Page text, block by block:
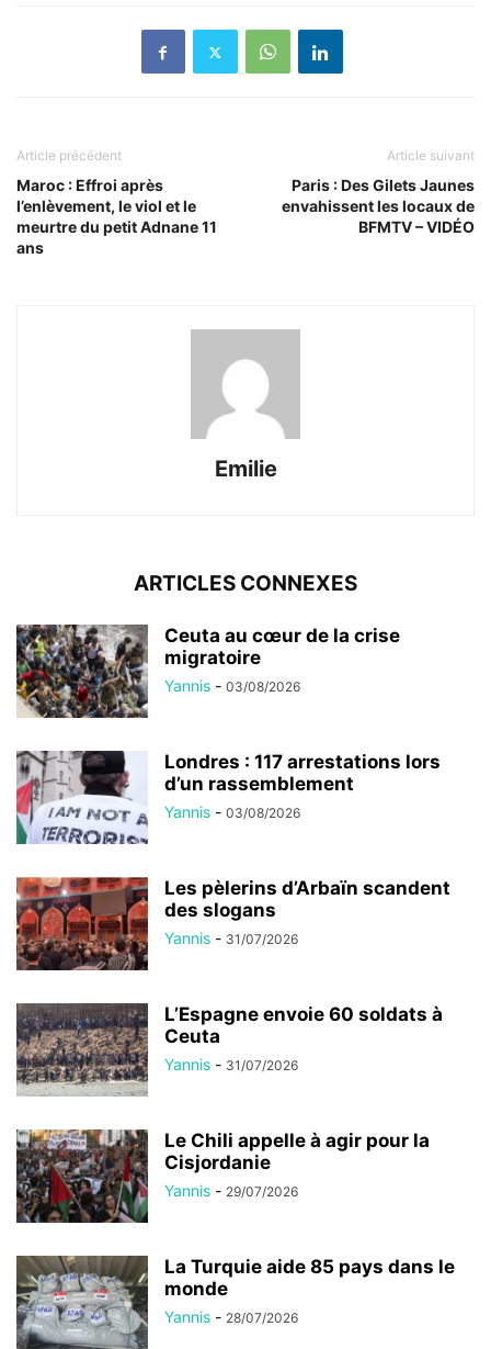
Article précédent
Maroc : Effroi après
l’enlèvement, le viol et le
meurtre du petit Adnane 11
ans
Article suivant
Paris : Des Gilets Jaunes
envahissent les locaux de
BFMTV – VIDÉO
Emilie
ARTICLES CONNEXES
Ceuta au cœur de la crise
migratoire
Yannis - 03/08/2026
Londres : 117 arrestations lors
d’un rassemblement
Yannis - 03/08/2026
Les pèlerins d’Arbaïn scandent
des slogans
Yannis - 31/07/2026
L’Espagne envoie 60 soldats à
Ceuta
Yannis - 31/07/2026
Le Chili appelle à agir pour la
Cisjordanie
Yannis - 29/07/2026
La Turquie aide 85 pays dans le
monde
Yannis - 28/07/2026